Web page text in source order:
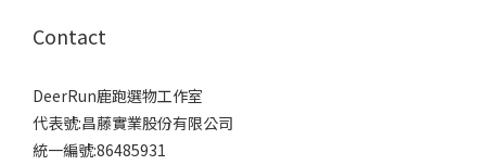
Contact
DeerRun鹿跑選物工作室
代表號:昌藤實業股份有限公司
統一編號:86485931